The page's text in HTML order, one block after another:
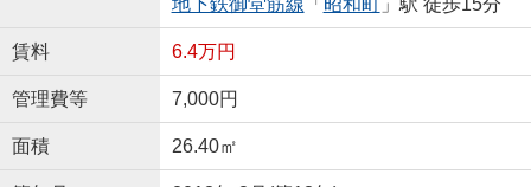
地下鉄御堂筋線 「 昭和町」駅 徒歩15分
賃料 6.4万円
管理費等 7,000円
面積 26.40㎡